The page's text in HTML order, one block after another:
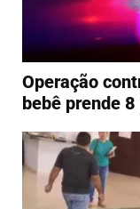
Operação
bebê prende